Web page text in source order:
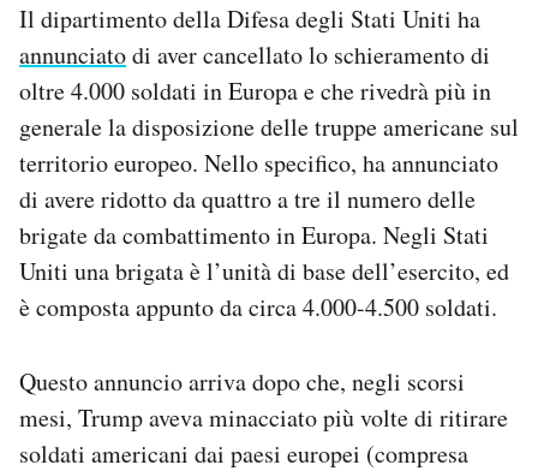
Area Personale
Newsletter
Hai bisogno di aiuto?
Esci
Il dipartimento della Difesa degli Stati Uniti ha
annunciatodi aver cancellato lo schieramento di
oltre 4.000 soldati in Europa e che rivedrà più in
generale la disposizione delle truppe americane sul
territorio europeo. Nello specifico, ha annunciato
di avere ridotto da quattro a tre il numero delle
brigate da combattimento in Europa. Negli Stati
Uniti una brigata è l’unità di base dell’esercito, ed
è composta appunto da circa 4.000-4.500 soldati.
Questo annuncio arriva dopo che, negli scorsi
mesi, Trump aveva minacciato più volte di ritirare
soldati americani dai paesi europei (compresa